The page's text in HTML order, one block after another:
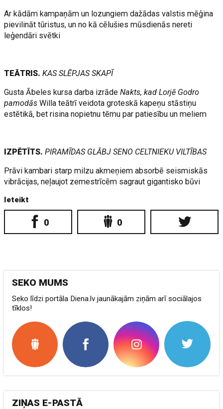
Ar kādām kampaņām un lozungiem dažādas valstis mēģina
pievilināt tūristus, un no kā cēlušies mūsdienās nereti
leģendāri svētki
TEĀTRIS. KAS SLĒPJAS SKAPĪ
Gusta Ābeles kursa darba izrādeNakts, kad Lorjē Godro
pamodās Willa teātrī veidota groteskā kapeņu stāstiņu
estētikā, bet risina nopietnu tēmu par patiesību un meliem
IZPĒTĪTS. PIRAMĪDAS GLĀBJ SENO CELTNIEKU VILTĪBAS
Prāvi kambari starp milzu akmeņiem absorbē seismiskās
vibrācijas, neļaujot zemestrīcēm sagraut gigantisko būvi
Ieteikt
0 0
SEKO MUMS
Seko līdzi portāla Diena.lv jaunākajām ziņām arī sociālajos
tīklos!
ZIŅAS E-PASTĀ